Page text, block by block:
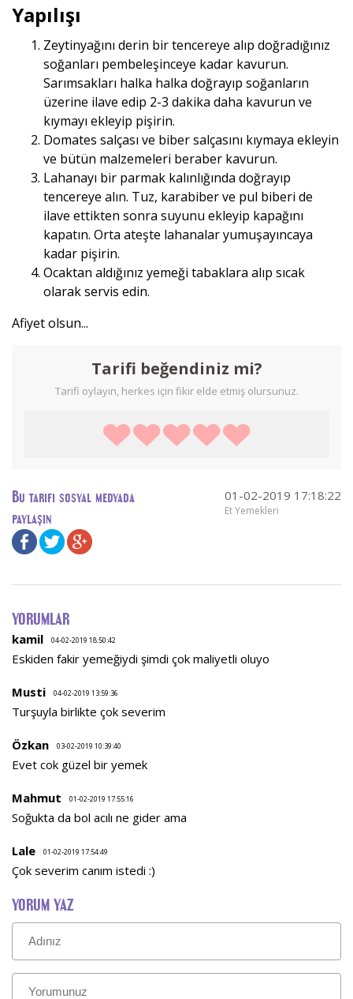
Yapılışı
Zeytinyağını derin bir tencereye alıp doğradığınız
soğanları pembeleşinceye kadar kavurun.
Sarımsakları halka halka doğrayıp soğanların
üzerine ilave edip 2-3 dakika daha kavurun ve
kıymayı ekleyip pişirin.
Domates salçası ve biber salçasını kıymaya ekleyin
ve bütün malzemeleri beraber kavurun.
Lahanayı bir parmak kalınlığında doğrayıp
tencereye alın. Tuz, karabiber ve pul biberi de
ilave ettikten sonra suyunu ekleyip kapağını
kapatın. Orta ateşte lahanalar yumuşayıncaya
kadar pişirin.
Ocaktan aldığınız yemeği tabaklara alıp sıcak
olarak servis edin.
Afiyet olsun...
Tarifi beğendiniz mi?
Tarifi oylayın, herkes için fikir elde etmiş olursunuz.
Bu tarifi sosyal medyada
paylaşın
01-02-2019 17:18:22
Et Yemekleri
YORUMLAR
kamil 04-02-2019 18:50:42
Eskiden fakir yemeğiydi şimdi çok maliyetli oluyo
Musti 04-02-2019 13:59:36
Turşuyla birlikte çok severim
Özkan 03-02-2019 10:39:40
Evet cok güzel bir yemek
Mahmut 01-02-2019 17:55:16
Soğukta da bol acılı ne gider ama
Lale 01-02-2019 17:54:49
Çok severim canım istedi :)
YORUM YAZ